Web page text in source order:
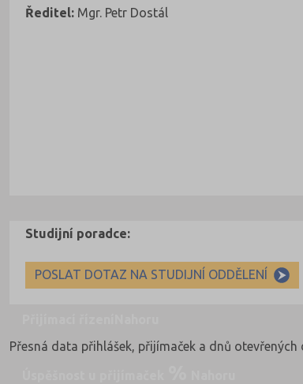
Ředitel: Mgr. Petr Dostál
Studijní poradce:
POSLAT DOTAZ NA STUDIJNÍ ODDĚLENÍ
Přesná data přihlášek, přijímaček a dnů